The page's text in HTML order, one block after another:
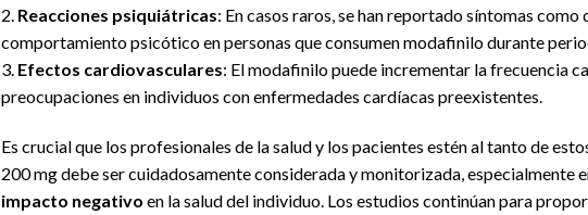
2. Reacciones psiquiátricas: En casos raros, se han reportado síntomas
comportamiento psicótico en personas que consumen modafinilo durante
3. Efectos cardiovasculares: El modafinilo puede incrementar la frecuencia
preocupaciones en individuos con enfermedades cardíacas preexistentes.
Es crucial que los profesionales de la salud y los pacientes estén al tanto de
200 mg debe ser cuidadosamente considerada y monitorizada, especialmente
impacto negativo en la salud del individuo. Los estudios continúan para